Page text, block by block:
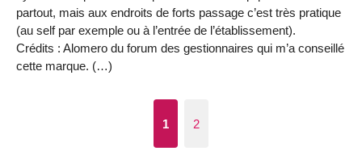
partout, mais aux endroits de forts passage c’est très pratique
(au self par exemple ou à l’entrée de l’établissement).
Crédits : Alomero du forum des gestionnaires qui m’a conseillé
cette marque. (…)
1 2